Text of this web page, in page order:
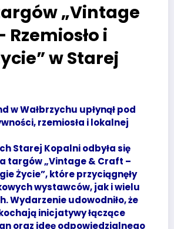
„Vintage
Rzemiosło i
w Starej
w Wałbrzychu upłynął pod
rzemiosła i lokalnej
Starej Kopalni odbyła się
targów „Vintage & Craft –
Życie”, które przyciągnęły
wystawców, jak i wielu
Wydarzenie udowodniło, że
inicjatywy łączące
oraz ideę odpowiedzialnego